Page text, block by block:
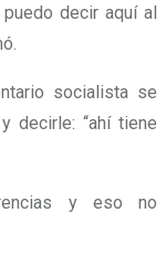
decir aquí al
socialista se
decirle: “ahí tiene
y eso no